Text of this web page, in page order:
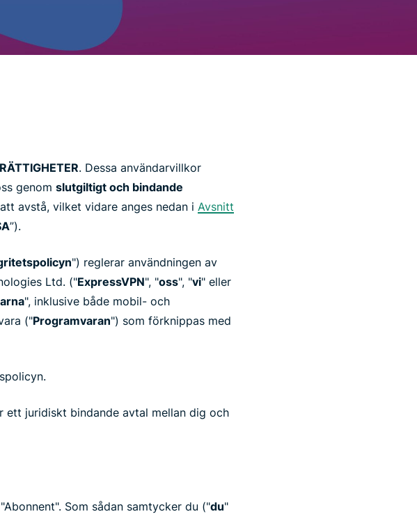
. Dessa användarvillkor
​​genom slutgiltigt och bindande
avstå, vilket vidare anges nedan i Avsnitt
”).
") reglerar användningen av
Ltd. ("ExpressVPN", "oss", "vi" eller
", inklusive både mobil- och
("Programvaran") som förknippas med
ett juridiskt bindande avtal mellan dig och
Som sådan samtycker du ("du"